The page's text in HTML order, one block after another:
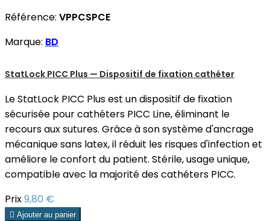
Référence: VPPCSPCE
Marque: BD
StatLock PICC Plus — Dispositif de fixation cathéter
Le StatLock PICC Plus est un dispositif de fixation
sécurisée pour cathéters PICC Line, éliminant le
recours aux sutures. Grâce à son système d'ancrage
mécanique sans latex, il réduit les risques d'infection et
améliore le confort du patient. Stérile, usage unique,
compatible avec la majorité des cathéters PICC.
Prix9,80 €
 Ajouter au panier